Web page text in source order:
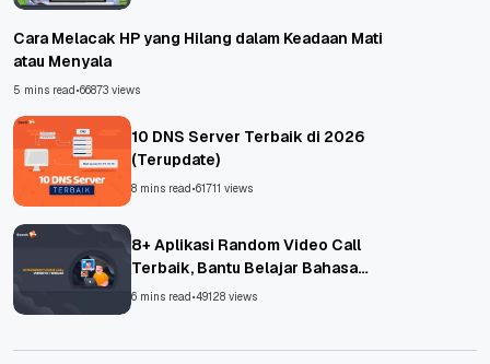
Cara Melacak HP yang Hilang dalam Keadaan Mati
atau Menyala
5 mins read•66873 views
10 DNS Server Terbaik di 2026
(Terupdate)
8 mins read•61711 views
8+ Aplikasi Random Video Call
Terbaik, Bantu Belajar Bahasa
Asing!
6 mins read•49128 views